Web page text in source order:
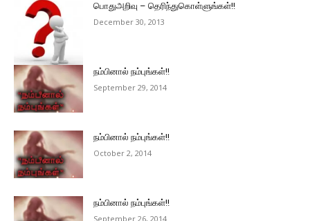
பொதுஅறிவு – தெரிந்துகொள்ளுங்கள்!!
December 30, 2013
நம்பினால் நம்புங்கள்!!
September 29, 2014
நம்பினால் நம்புங்கள்!!
October 2, 2014
நம்பினால் நம்புங்கள்!!
September 26, 2014